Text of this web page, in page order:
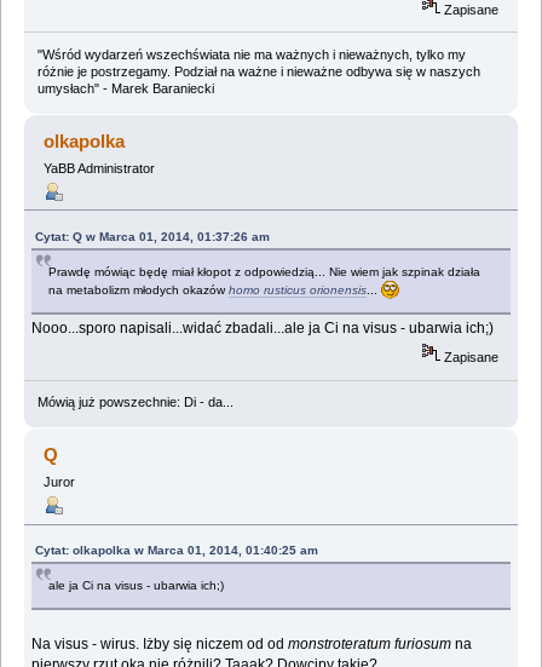
Zapisane
"Wśród wydarzeń wszechświata nie ma ważnych i nieważnych, tylko my
różnie je postrzegamy. Podział na ważne i nieważne odbywa się w naszych
umysłach" - Marek Baraniecki
olkapolka
YaBB Administrator
Cytat: Q w Marca 01, 2014, 01:37:26 am
Prawdę mówiąc będę miał kłopot z odpowiedzią... Nie wiem jak szpinak działa
na metabolizm młodych okazówhomo rusticus orionensis ...
Nooo...sporo napisali...widać zbadali...ale ja Ci na visus - ubarwia ich;)
Zapisane
Mówią już powszechnie: Di - da...
Q
Juror
Cytat: olkapolka w Marca 01, 2014, 01:40:25 am
ale ja Ci na visus - ubarwia ich;)
Na visus - wirus. Iżby się niczem od odmonstroteratum furiosum na